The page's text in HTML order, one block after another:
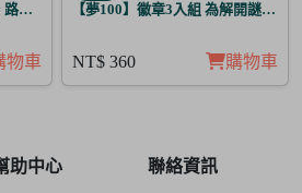
希安 日覺
物車
【夢100】徽章3入組 為解開謎題的
NT$ 360 購物車
助中心 聯絡資訊